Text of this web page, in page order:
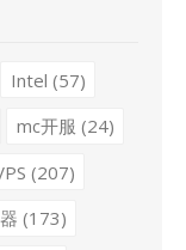
Intel (57)
mc开服 (24)
(207)
(173)